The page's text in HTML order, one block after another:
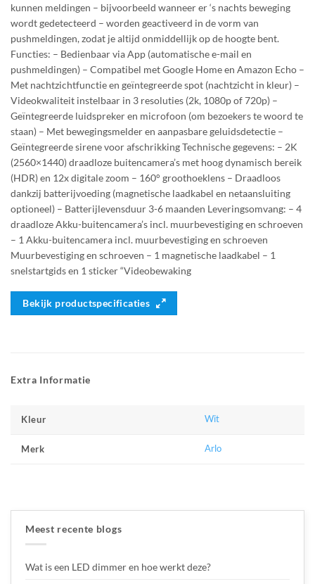
kunnen meldingen – bijvoorbeeld wanneer er ‘s nachts beweging
wordt gedetecteerd – worden geactiveerd in de vorm van
pushmeldingen, zodat je altijd onmiddellijk op de hoogte bent.
Functies: – Bedienbaar via App (automatische e-mail en
pushmeldingen) – Compatibel met Google Home en Amazon Echo –
Met nachtzichtfunctie en geïntegreerde spot (nachtzicht in kleur) –
Videokwaliteit instelbaar in 3 resoluties (2k, 1080p of 720p) –
Geïntegreerde luidspreker en microfoon (om bezoekers te woord te
staan) – Met bewegingsmelder en aanpasbare geluidsdetectie –
Geïntegreerde sirene voor afschrikking Technische gegevens: – 2K
(2560×1440) draadloze buitencamera’s met hoog dynamisch bereik
(HDR) en 12x digitale zoom – 160° groothoeklens – Draadloos
dankzij batterijvoeding (magnetische laadkabel en netaansluiting
optioneel) – Batterijlevensduur 3-6 maanden Leveringsomvang: – 4
draadloze Akku-buitencamera’s incl. muurbevestiging en schroeven
– 1 Akku-buitencamera incl. muurbevestiging en schroeven
Muurbevestiging en schroeven – 1 magnetische laadkabel – 1
snelstartgids en 1 sticker “Videobewaking
Bekijk productspecificaties
Extra Informatie
Kleur Wit
Merk Arlo
Meest recente blogs
Wat is een LED dimmer en hoe werkt deze?